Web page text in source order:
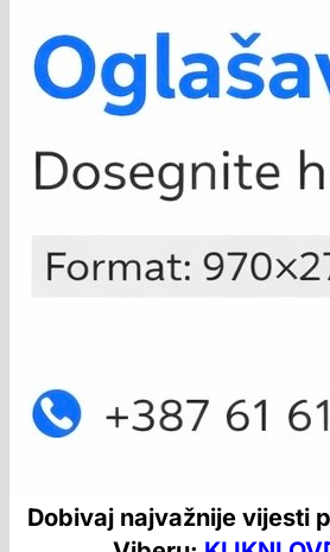
Dobivaj najvažnije vijesti